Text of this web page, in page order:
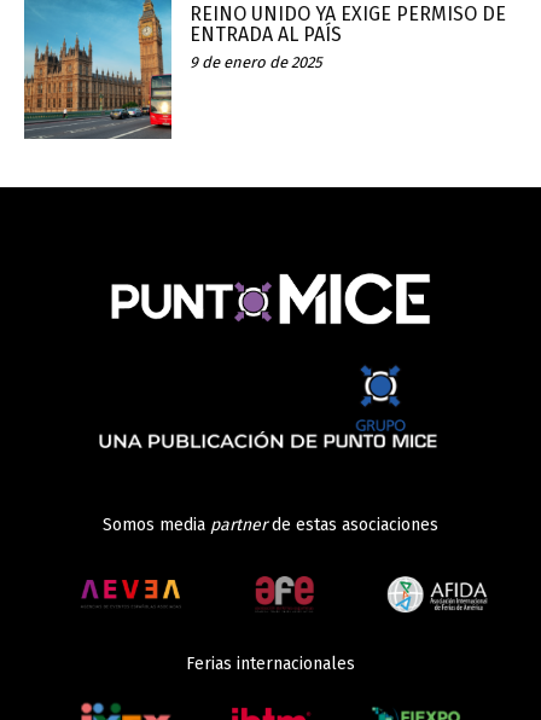
REINO UNIDO YA EXIGE PERMISO DE
ENTRADA AL PAÍS
9 de enero de 2025
Somos media partnerde estas asociaciones
Ferias internacionales